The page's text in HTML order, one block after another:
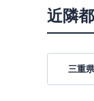
近隣
三重県